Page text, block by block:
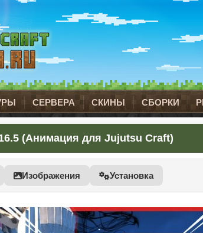
СЕРВЕРА СКИНЫ СБОРКИ
(Анимация для Jujutsu Craft)
Изображения Установка